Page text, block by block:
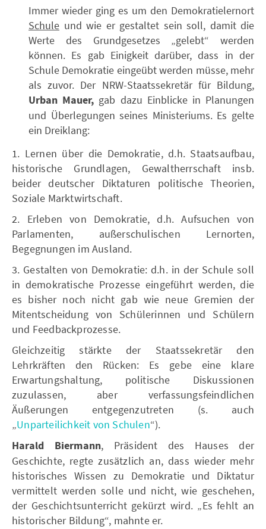
Immer wieder ging es um den Demokratielernort
Schule und wie er gestaltet sein soll, damit die
Werte des Grundgesetzes „gelebt“ werden
können. Es gab Einigkeit darüber, dass in der
Schule Demokratie eingeübt werden müsse, mehr
als zuvor. Der NRW-Staatssekretär für Bildung,
Urban Mauer, gab dazu Einblicke in Planungen
und Überlegungen seines Ministeriums. Es gelte
ein Dreiklang:
1. Lernen über die Demokratie, d.h. Staatsaufbau,
historische Grundlagen, Gewaltherrschaft insb.
beider deutscher Diktaturen politische Theorien,
Soziale Marktwirtschaft.
2. Erleben von Demokratie, d.h. Aufsuchen von
Parlamenten, außerschulischen Lernorten,
Begegnungen im Ausland.
3. Gestalten von Demokratie: d.h. in der Schule soll
in demokratische Prozesse eingeführt werden, die
es bisher noch nicht gab wie neue Gremien der
Mitentscheidung von Schülerinnen und Schülern
und Feedbackprozesse.
Gleichzeitig stärkte der Staatssekretär den
Lehrkräften den Rücken: Es gebe eine klare
Erwartungshaltung, politische Diskussionen
zuzulassen, aber verfassungsfeindlichen
Äußerungen entgegenzutreten (s. auch
„Unparteilichkeit von Schulen“).
Harald Biermann, Präsident des Hauses der
Geschichte, regte zusätzlich an, dass wieder mehr
historisches Wissen zu Demokratie und Diktatur
vermittelt werden solle und nicht, wie geschehen,
der Geschichtsunterricht gekürzt wird. „Es fehlt an
historischer Bildung“, mahnte er.